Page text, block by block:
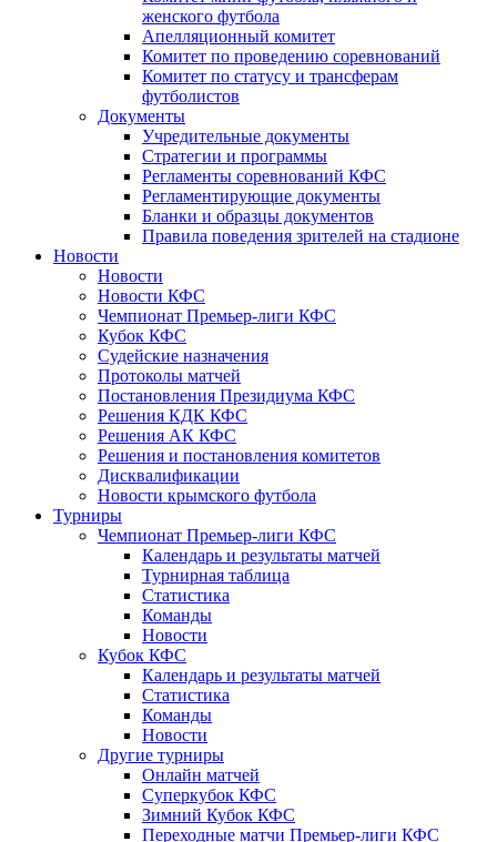
женского футбола
Апелляционный комитет
Комитет по проведению соревнований
Комитет по статусу и трансферам
футболистов
Документы
Учредительные документы
Стратегии и программы
Регламенты соревнований КФС
Регламентирующие документы
Бланки и образцы документов
Правила поведения зрителей на стадионе
Новости
Новости
Новости КФС
Чемпионат Премьер-лиги КФС
Кубок КФС
Судейские назначения
Протоколы матчей
Постановления Президиума КФС
Решения КДК КФС
Решения АК КФС
Решения и постановления комитетов
Дисквалификации
Новости крымского футбола
Турниры
Чемпионат Премьер-лиги КФС
Календарь и результаты матчей
Турнирная таблица
Статистика
Команды
Новости
Кубок КФС
Календарь и результаты матчей
Статистика
Команды
Новости
Другие турниры
Онлайн матчей
Суперкубок КФС
Зимний Кубок КФС
Переходные матчи Премьер-лиги КФС